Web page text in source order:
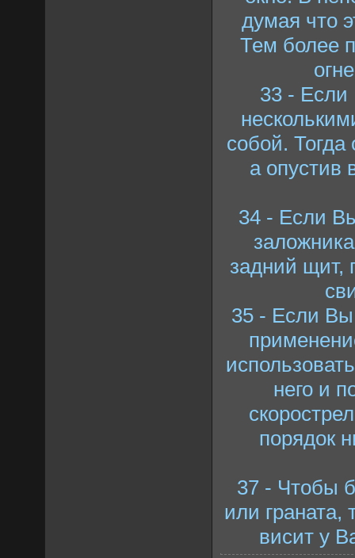
думая что
Тем более
33 - Если
собой.
а опустив
34 - Если
задний щит,
35 - Если Вы
него и
порядок
37 - Чтобы
или граната,
висит у